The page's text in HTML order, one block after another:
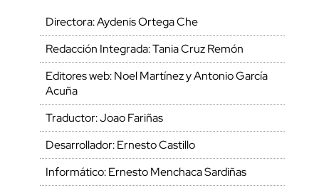
Directora: Aydenis Ortega Che
Redacción Integrada: Tania Cruz Remón
Editores web: Noel Martínez y Antonio García
Acuña
Traductor: Joao Fariñas
Desarrollador: Ernesto Castillo
Informático: Ernesto Menchaca Sardiñas